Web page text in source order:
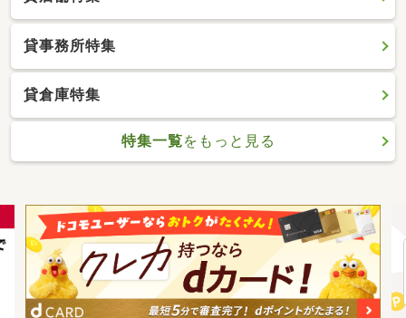
貸事務所特集
貸倉庫特集
特集一覧をもっと見る